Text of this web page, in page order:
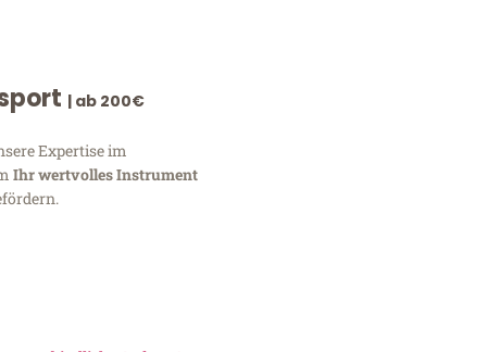
| ab 200€
Expertise im
Ihr wertvolles Instrument